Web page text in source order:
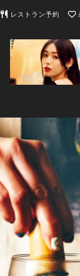
東京カレンダー | 最新
レストラン予約